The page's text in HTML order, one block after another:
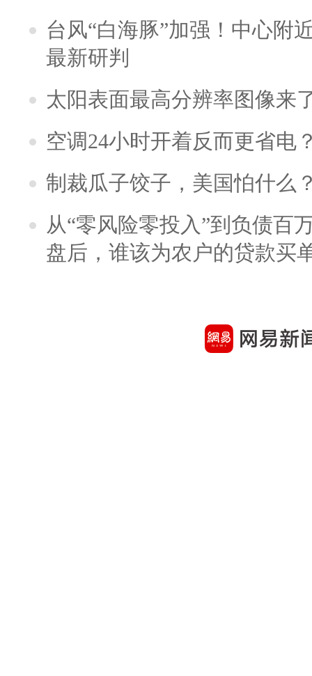
台风“白海豚”加强！中心附
最新研判
太阳表面最高分辨率图像来
空调24小时开着反而更省电
制裁瓜子饺子，美国怕什么
从“零风险零投入”到负债百
盘后，谁该为农户的贷款买